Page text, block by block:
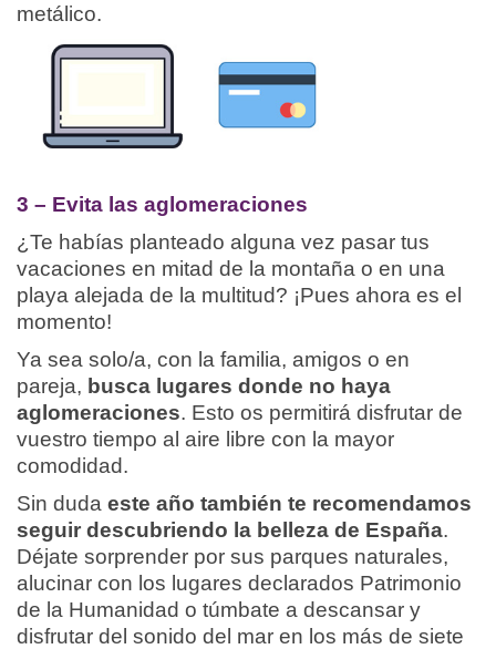
metálico.
3 – Evita las aglomeraciones
¿Te habías planteado alguna vez pasar tus
vacaciones en mitad de la montaña o en una
playa alejada de la multitud? ¡Pues ahora es el
momento!
Ya sea solo/a, con la familia, amigos o en
pareja, busca lugares donde no haya
aglomeraciones. Esto os permitirá disfrutar de
vuestro tiempo al aire libre con la mayor
comodidad.
Sin duda este año también te recomendamos
seguir descubriendo la belleza de España.
Déjate sorprender por sus parques naturales,
alucinar con los lugares declarados Patrimonio
de la Humanidad o túmbate a descansar y
disfrutar del sonido del mar en los más de siete